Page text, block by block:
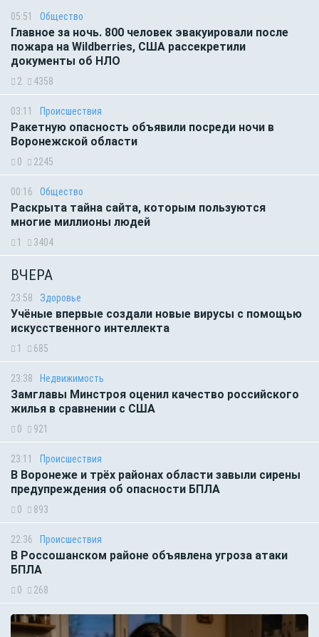
05:51 Общество
Главное за ночь. 800 человек эвакуировали после
пожара на Wildberries, США рассекретили
документы об НЛО
2 4358
03:11 Происшествия
Ракетную опасность объявили посреди ночи в
Воронежской области
0 2245
00:16 Общество
Раскрыта тайна сайта, которым пользуются
многие миллионы людей
1 3404
ВЧЕРА
23:58 Здоровье
Учёные впервые создали новые вирусы с помощью
искусственного интеллекта
1 685
23:38 Недвижимость
Замглавы Минстроя оценил качество российского
жилья в сравнении с США
0 921
23:11 Происшествия
В Воронеже и трёх районах области завыли сирены
предупреждения об опасности БПЛА
0 893
22:36 Происшествия
В Россошанском районе объявлена угроза атаки
БПЛА
0 268